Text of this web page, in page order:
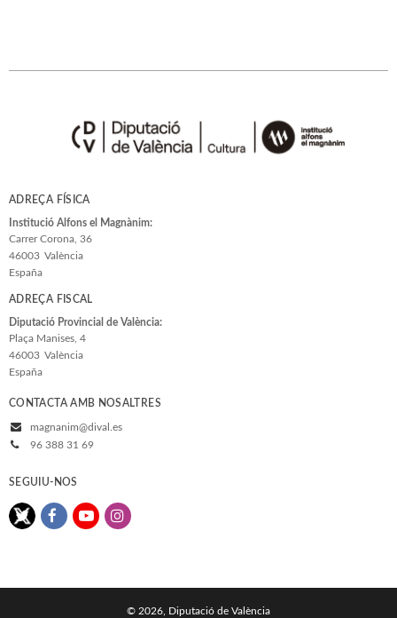
ADREÇA FÍSICA
Institució Alfons el Magnànim:
Carrer Corona, 36
46003 València
España
ADREÇA FISCAL
Diputació Provincial de València:
Plaça Manises, 4
46003 València
España
CONTACTA AMB NOSALTRES
magnanim@dival.es
96 388 31 69
SEGUIU-NOS
© 2026, Diputació de València